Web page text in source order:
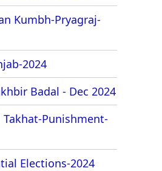
Kumbh-Pryagraj-
2024
Badal - Dec 2024
Punishment-
Elections-2024